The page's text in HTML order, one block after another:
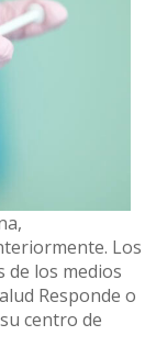
Los
de los medios
Responde o
centro de